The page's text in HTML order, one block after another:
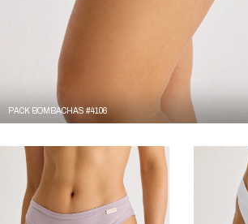
PACK BOMBACHAS #4106